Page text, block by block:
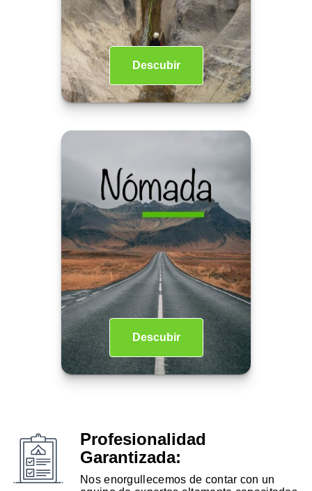
Descubir
Descubir
Profesionalidad
Garantizada:
Nos enorgullecemos de contar con un